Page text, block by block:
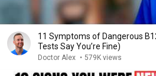
11 Symptoms of Dangerous
Tests Say You’re Fine)
Doctor Alex • 579K views